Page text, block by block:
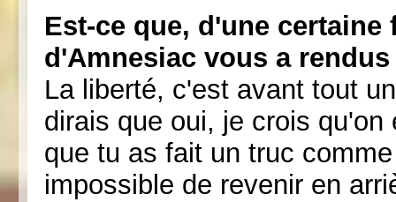
Est-ce que, d'une
d'Amnesiac vous a
La liberté, c'est avant tout
dirais que oui, je crois
que tu as fait un truc
impossible de revenir en